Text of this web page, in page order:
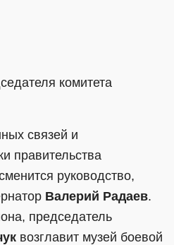
комитета
связей и
правительства
руководство,
Валерий Радаев.
председатель
возглавит музей боевой